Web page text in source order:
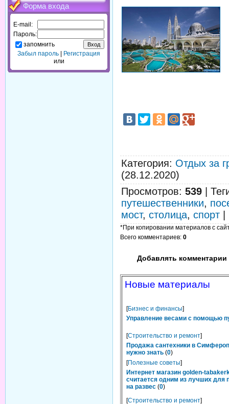
Форма входа
E-mail:
Пароль:
запомнить
Забыл пароль
Регистрация
или
Категория: Отдых за
(28.12.2020)
Просмотров: 539
путешественники,
мост, столица, спорт
*При копировании материалов с
Всего комментариев: 0
Добавлять комментарии
Новые материалы
[Бизнес и финансы]
Управление весами с помощью
[Строительство и ремонт]
Продажа сантехники в
нужно знать (0)
[Полезные советы]
Интернет магазин golden-
считается одним из лучших для
на развес (0)
[Строительство и ремонт]